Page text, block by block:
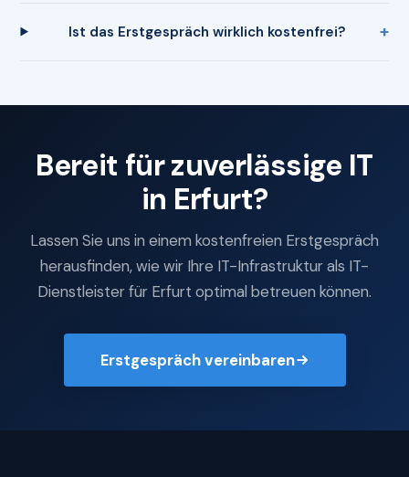
Ist das Erstgespräch wirklich kostenfrei?
Bereit für zuverlässige IT
in Erfurt?
Lassen Sie uns in einem kostenfreien Erstgespräch
herausfinden, wie wir Ihre IT-Infrastruktur als IT-
Dienstleister für Erfurt optimal betreuen können.
Erstgespräch vereinbaren